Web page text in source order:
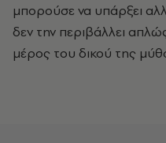
μπορούσε να υπάρξει
δεν την περιβάλλει
μέρος του δικού της